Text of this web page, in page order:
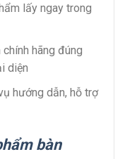
lấy ngay trong
hãng đúng
diện
hướng dẫn, hỗ trợ
bàn